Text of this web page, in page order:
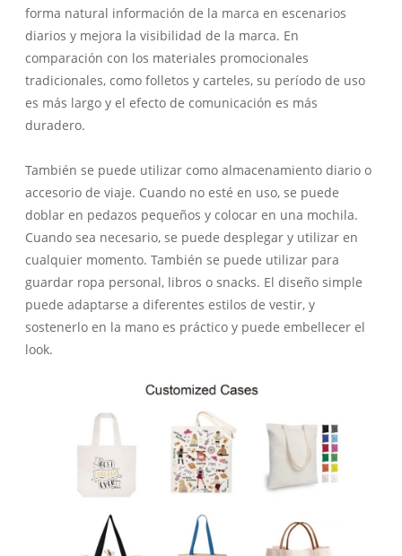
forma natural información de la marca en escenarios
diarios y mejora la visibilidad de la marca. En
comparación con los materiales promocionales
tradicionales, como folletos y carteles, su período de uso
es más largo y el efecto de comunicación es más
duradero.
También se puede utilizar como almacenamiento diario o
accesorio de viaje. Cuando no esté en uso, se puede
doblar en pedazos pequeños y colocar en una mochila.
Cuando sea necesario, se puede desplegar y utilizar en
cualquier momento. También se puede utilizar para
guardar ropa personal, libros o snacks. El diseño simple
puede adaptarse a diferentes estilos de vestir, y
sostenerlo en la mano es práctico y puede embellecer el
look.